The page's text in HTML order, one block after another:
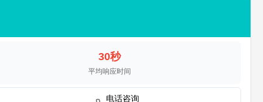
30秒
平均响应时间
电话咨询